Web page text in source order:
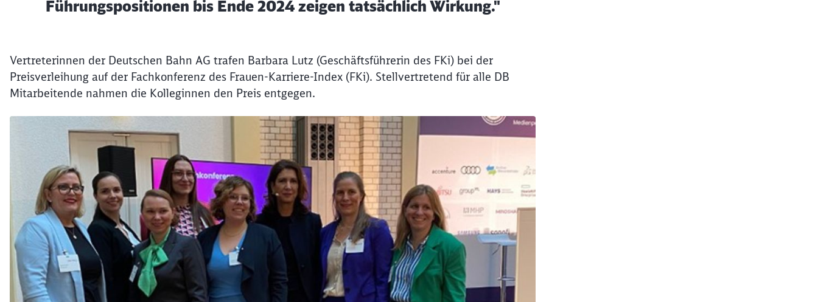
Führungspositionen bis Ende 2024 zeigen tatsächlich Wirkung."
Vertreterinnen der Deutschen Bahn AG trafen Barbara Lutz (Geschäftsführerin des FKi) bei der
Preisverleihung auf der Fachkonferenz des Frauen-Karriere-Index (FKi). Stellvertretend für alle DB
Mitarbeitende nahmen die Kolleginnen den Preis entgegen.